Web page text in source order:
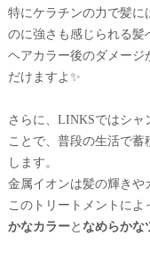
特にケラチンの力で髪に
のに強さも感じられる髪
ヘアカラー後のダメージ
だけますよ✨
さらに、LINKSではシャ
ことで、普段の生活で
します。
金属イオンは髪の輝きや
このトリートメントによ
かなカラーと なめらかな